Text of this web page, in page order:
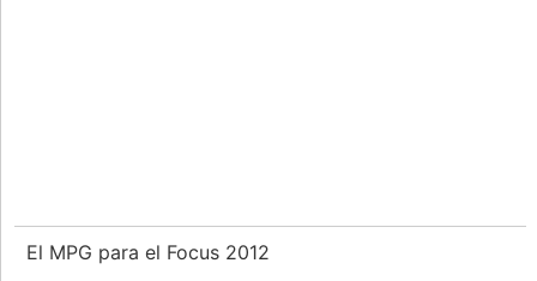
El MPG para el Focus 2012